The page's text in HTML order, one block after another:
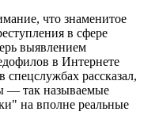
что знаменитое
в сфере
выявлением
в Интернете
рассказал,
— так называемые
на вполне реальные